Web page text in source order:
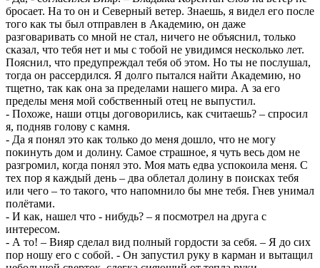
бросает. На то он и Северный ветер. Знаешь, я видел его после
того как ты был отправлен в Академию, он даже
разговаривать со мной не стал, ничего не объяснил, только
сказал, что тебя нет и мы с тобой не увидимся несколько лет.
Пояснил, что предупреждал тебя об этом. Но ты не послушал,
тогда он рассердился. Я долго пытался найти Академию, но
тщетно, так как она за пределами нашего мира. А за его
пределы меня мой собственный отец не выпустил.
- Похоже, наши отцы договорились, как считаешь? – спросил
я, подняв голову с камня.
- Да я понял это как только до меня дошло, что не могу
покинуть дом и долину. Самое страшное, я чуть весь дом не
разгромил, когда понял это. Моя мать едва успокоила меня. С
тех пор я каждый день – два облетал долину в поисках тебя
или чего – то такого, что напомнило бы мне тебя. Гнев унимал
полётами.
- И как, нашел что - нибудь? – я посмотрел на друга с
интересом.
- А то! – Вияр сделал вид полный гордости за себя. – Я до сих
пор ношу его с собой. - Он запустил руку в карман и вытащил